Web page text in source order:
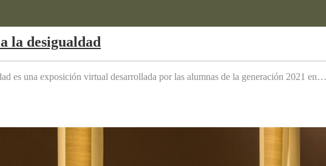
la desigualdad
es una exposición virtual desarrollada por las alumnas de la generación 2021 en…